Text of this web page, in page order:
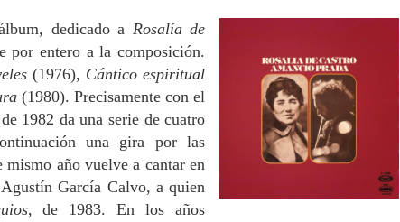
dedicado a Rosalía de
por entero a la composición.
(1976), Cántico espiritual
(1980). Precisamente con el
1982 da una serie de cuatro
una gira por las
mismo año vuelve a cantar en
García Calvo, a quien
, de 1983. En los años